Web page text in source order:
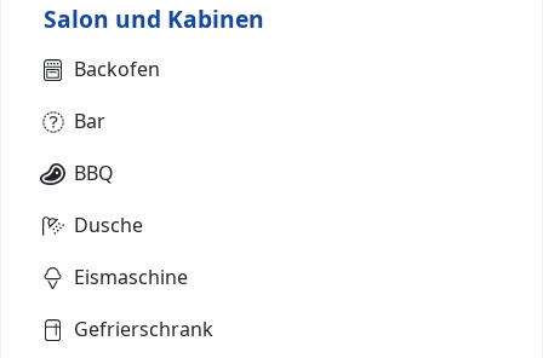
Salon und Kabinen
Backofen
Bar
BBQ
Dusche
Eismaschine
Gefrierschrank